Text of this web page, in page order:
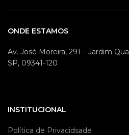
ONDE ESTAMOS
Av. José Moreira, 291 – Jardim
SP, 09341-120
INSTITUCIONAL
Política de Privacidsade